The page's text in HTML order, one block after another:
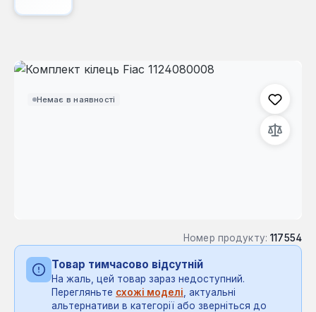
Немає в наявності
Пропустити галерею зображень
Номер продукту: 117554
Товар тимчасово відсутній
На жаль, цей товар зараз недоступний.
Перегляньте схожі моделі , актуальні
альтернативи в категорії або зверніться до